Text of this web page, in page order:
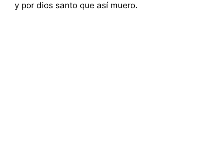
y por dios santo que así muero.